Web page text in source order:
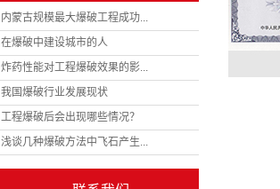
内蒙古规模最大爆破工程成功...
在爆破中建设城市的人
炸药性能对工程爆破效果的影...
我国爆破行业发展现状
工程爆破后会出现哪些情况？
浅谈几种爆破方法中飞石产生...